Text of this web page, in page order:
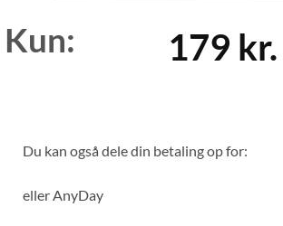
Kun: 179 kr.
Du kan også dele din betaling op for:
eller AnyDay